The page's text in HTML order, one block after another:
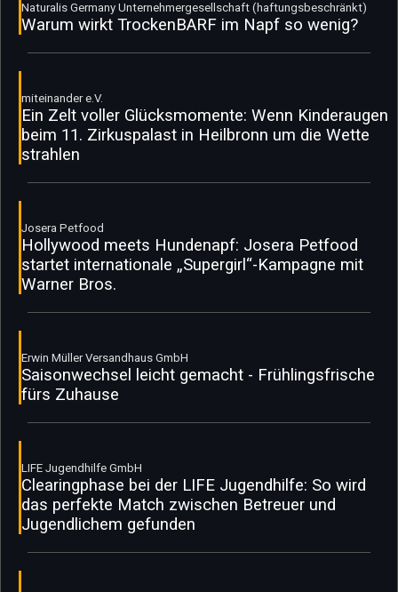
Naturalis Germany Unternehmergesellschaft (haftungsbeschränkt)
Warum wirkt TrockenBARF im Napf so wenig?
miteinander e.V.
Ein Zelt voller Glücksmomente: Wenn Kinderaugen
beim 11. Zirkuspalast in Heilbronn um die Wette
strahlen
Josera Petfood
Hollywood meets Hundenapf: Josera Petfood
startet internationale „Supergirl“-Kampagne mit
Warner Bros.
Erwin Müller Versandhaus GmbH
Saisonwechsel leicht gemacht - Frühlingsfrische
fürs Zuhause
LIFE Jugendhilfe GmbH
Clearingphase bei der LIFE Jugendhilfe: So wird
das perfekte Match zwischen Betreuer und
Jugendlichem gefunden